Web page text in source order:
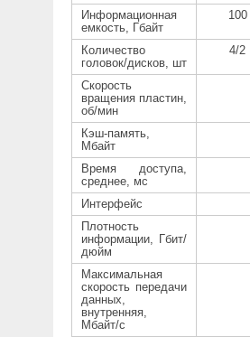
Информационная
емкость, Гбайт
100
Количество
головок/дисков, шт
4/2
Скорость
вращения пластин,
об/мин
Кэш-память,
Мбайт
Время доступа,
среднее, мс
Интерфейс
Плотность
информации, Гбит/
дюйм
Максимальная
скорость передачи
данных,
внутренняя,
Мбайт/с